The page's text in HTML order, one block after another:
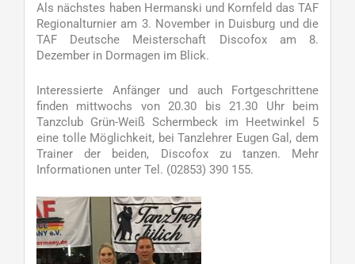
Als nächstes haben Hermanski und Kornfeld das TAF
Regionalturnier am 3. November in Duisburg und die
TAF Deutsche Meisterschaft Discofox am 8.
Dezember in Dormagen im Blick.
Interessierte Anfänger und auch Fortgeschrittene
finden mittwochs von 20.30 bis 21.30 Uhr beim
Tanzclub Grün-Weiß Schermbeck im Heetwinkel 5
eine tolle Möglichkeit, bei Tanzlehrer Eugen Gal, dem
Trainer der beiden, Discofox zu tanzen. Mehr
Informationen unter Tel. (02853) 390 155.